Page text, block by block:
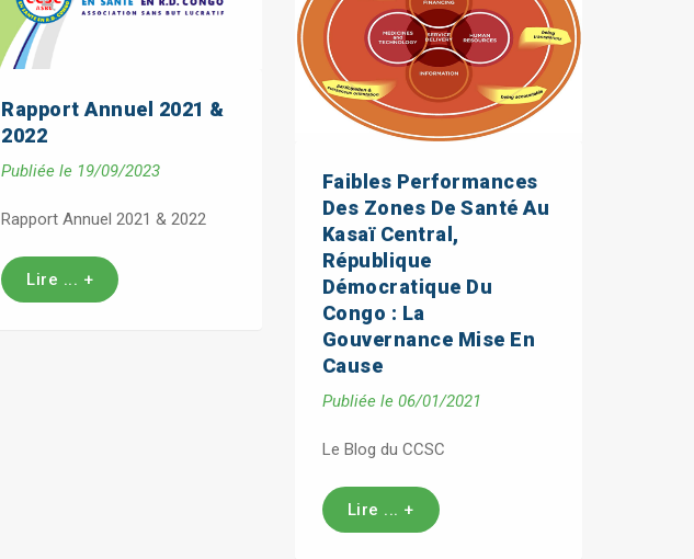
Rapport Annuel 2021 &
2022
Publiée le 19/09/2023
Rapport Annuel 2021 & 2022
Lire ... +
Faibles Performances
Des Zones De Santé Au
Kasaï Central,
République
Démocratique Du
Congo : La
Gouvernance Mise En
Cause
Publiée le 06/01/2021
Le Blog du CCSC
Lire ... +